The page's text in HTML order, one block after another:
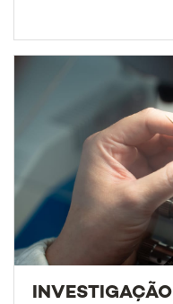
INVESTIGAÇÃO